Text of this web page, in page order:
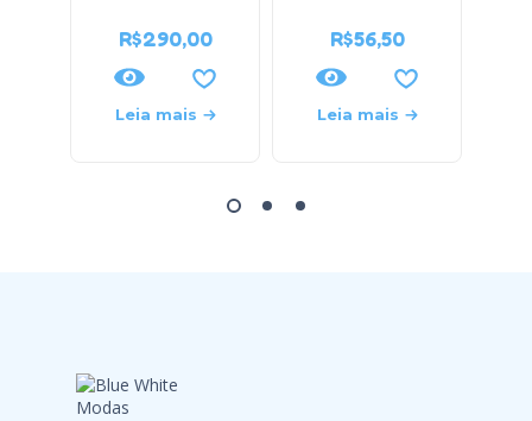
R$290,00
Leia mais
R$56,50
Leia mais